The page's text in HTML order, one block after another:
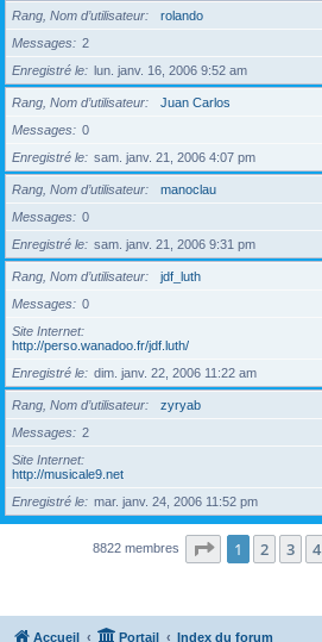
Rang, Nom d’utilisateur
rolando
Messages
2
Enregistré le
lun. janv. 16, 2006 9:52 am
Rang, Nom d’utilisateur
Juan Carlos
Messages
0
Enregistré le
sam. janv. 21, 2006 4:07 pm
Rang, Nom d’utilisateur
manoclau
Messages
0
Enregistré le
sam. janv. 21, 2006 9:31 pm
Rang, Nom d’utilisateur
jdf_luth
Messages
0
Site Internet
http://perso.wanadoo.fr/jdf.luth/
Enregistré le
dim. janv. 22, 2006 11:22 am
Rang, Nom d’utilisateur
zyryab
Messages
2
Site Internet
http://musicale9.net
Enregistré le
mar. janv. 24, 2006 11:52 pm
8822 membres Page 1sur177
1 2 3 4
Accueil Portail Index du forum